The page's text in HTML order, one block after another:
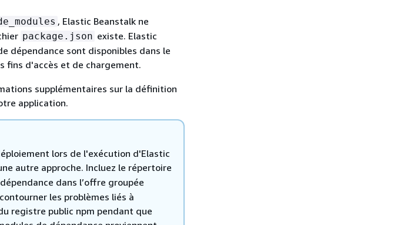
, Elastic Beanstalk ne
package.json existe. Elastic
dépendance sont disponibles dans le
fins d'accès et de chargement.
supplémentaires sur la définition
application.
lors de l'exécution d'Elastic
autre approche. Incluez le répertoire
dans l’offre groupée
les problèmes liés à
registre public npm pendant que